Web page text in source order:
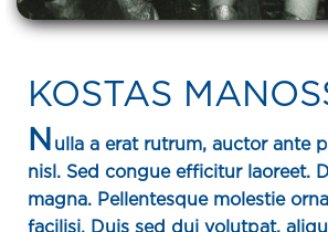
KOSTAS
N ulla a erat rutrum, auctor ante
nisl. Sed congue efficitur laoreet.
magna. Pellentesque molestie
facilisi. Duis sed dui volutpat,